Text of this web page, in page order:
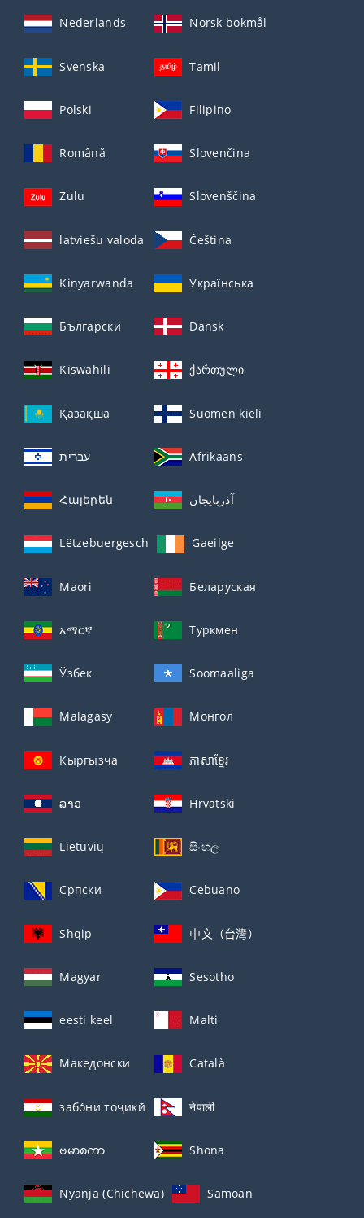
Nederlands Norsk bokmål
Svenska Tamil
Polski Filipino
Română Slovenčina
Zulu Slovenščina
latviešu valoda Čeština
Kinyarwanda Українська
Български Dansk
Kiswahili ქართული
Қазақша Suomen kieli
עברית Afrikaans
Հայերեն آذربايجان
Lëtzebuergesch Gaeilge
Maori Беларуская
አማርኛ Туркмен
Ўзбек Soomaaliga
Malagasy Монгол
Кыргызча ភាសាខ្មែរ
ລາວ Hrvatski
Lietuvių සිංහල
Српски Cebuano
Shqip 中文（台灣）
Magyar Sesotho
eesti keel Malti
Македонски Català
забо́ни тоҷикӣ́ नेपाली
ဗမာစကာ Shona
Nyanja (Chichewa) Samoan